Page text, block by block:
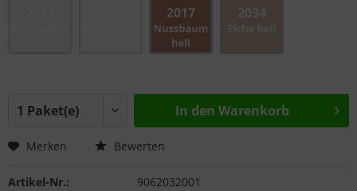
In den Warenkorb
Merken Bewerten
Artikel-Nr.:
9062032001